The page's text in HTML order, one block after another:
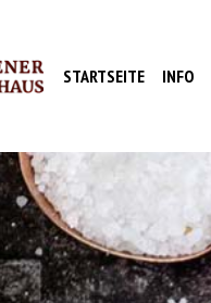
STARTSEITE INFO